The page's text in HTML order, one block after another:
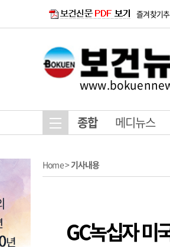
즐겨찾기
종합 메디뉴스
Home>기사내용
GC녹십자 미